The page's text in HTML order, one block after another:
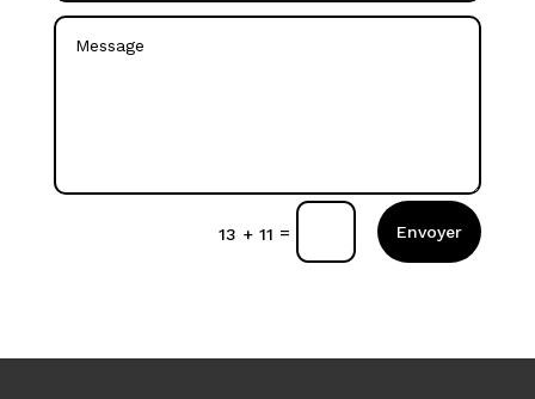
13 + 11 = Envoyer